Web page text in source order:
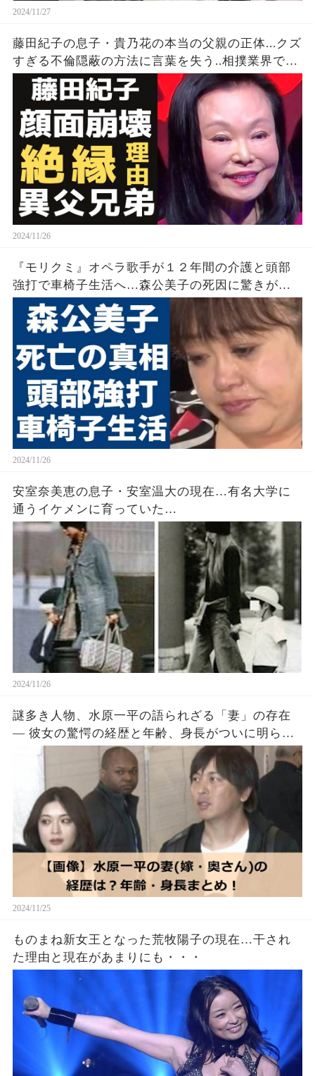
2024/11/27
藤田紀子の息子・貴乃花の本当の父親の正体...クズ
すぎる不倫隠蔽の方法に言葉を失う..相撲業界でも
『女将さん』と呼ばれた女優の顔面崩壊と言われ
る多重整形の現在が…
2024/11/26
『モリクミ』オペラ歌手が１２年間の介護と頭部
強打で車椅子生活へ…森公美子の死因に驚きが広
がる
2024/11/26
安室奈美恵の息子・安室温大の現在…有名大学に
通うイケメンに育っていた…
2024/11/26
謎多き人物、水原一平の語られざる「妻」の存在
― 彼女の驚愕の経歴と年齢、身長がついに明らか
2024/11/25
ものまね新女王となった荒牧陽子の現在…干され
た理由と現在があまりにも・・・